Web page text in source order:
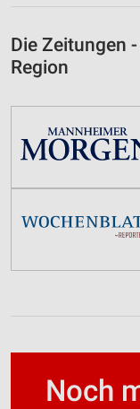
Die Zeitungen
Region
Noch